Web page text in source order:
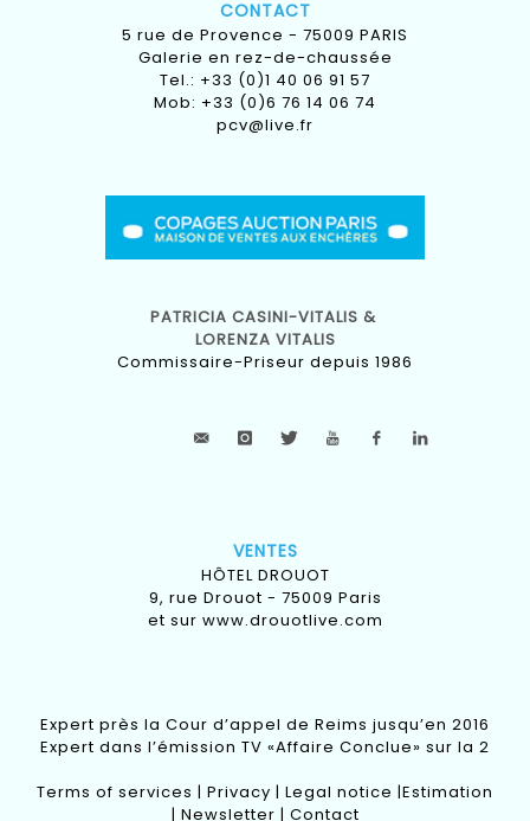
CONTACT
5 rue de Provence - 75009 PARIS
Galerie en rez-de-chaussée
Tel.: +33 (0)1 40 06 91 57
Mob: +33 (0)6 76 14 06 74
pcv@live.fr
PATRICIA CASINI-VITALIS &
LORENZA VITALIS
Commissaire-Priseur depuis 1986
VENTES
HÔTEL DROUOT
9, rue Drouot - 75009 Paris
et sur www.drouotlive.com
Expert près la Cour d’appel de Reims jusqu’en 2016
Expert dans l’émission TV «Affaire Conclue» sur la 2
Terms of services | Privacy | Legal notice |Estimation
| Newsletter | Contact